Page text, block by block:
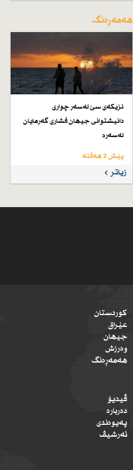
هەمەڕەنگ
نزیكەی سێ لەسەر چواری
دانیشتوانی جیهان فشاری گەرمایان
لەسەرە
پێش 2 هەفتە
زیاتر
کوردستان
عێراق
جیهان
وەرزش
هەمەڕەنگ
ڤیدیۆ
دەربارە
پەیوەندی
ئەرشیڤ